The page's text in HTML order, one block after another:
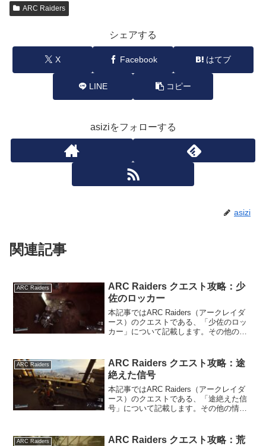
ARC Raiders
シェアする
X Facebook はてブ
LINE コピー
asiziをフォローする
asizi
関連記事
ARC Raiders
ARC Raiders クエスト攻略：少
佐のロッカー
本記事ではARC Raiders（アークレイダ
ース）のクエストである、「少佐のロッ
カー」について記載します。その他の情
ロッカーの内容ARC Raidersのク...
ARC Raiders
ARC Raiders クエスト攻略：途
絶えた信号
本記事ではARC Raiders（アークレイダ
ース）のクエストである、「途絶えた信
号」について記載します。その他の情報
信号の内容ARC Raidersのクエス...
ARC Raiders
ARC Raiders クエスト攻略：荒